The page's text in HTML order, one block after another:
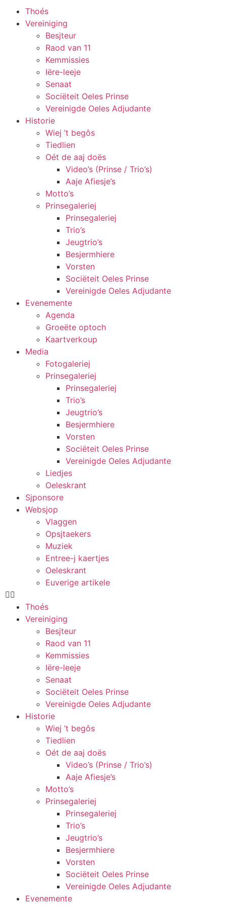
Thoés
Vereiniging
Besjteur
Raod van 11
Kemmissies
Iëre-leeje
Senaat
Sociëteit Oeles Prinse
Vereinigde Oeles Adjudante
Historie
Wiej ’t begôs
Tiedlien
Oét de aaj doës
Video’s (Prinse / Trio’s)
Aaje Afiesje’s
Motto’s
Prinsegaleriej
Prinsegaleriej
Trio’s
Jeugtrio’s
Besjermhiere
Vorsten
Sociëteit Oeles Prinse
Vereinigde Oeles Adjudante
Evenemente
Agenda
Groeëte optoch
Kaartverkoup
Media
Fotogaleriej
Prinsegaleriej
Prinsegaleriej
Trio’s
Jeugtrio’s
Besjermhiere
Vorsten
Sociëteit Oeles Prinse
Vereinigde Oeles Adjudante
Liedjes
Oeleskrant
Sjponsore
Websjop
Vlaggen
Opsjtaekers
Muziek
Entree-j kaertjes
Oeleskrant
Euverige artikele
Thoés
Vereiniging
Besjteur
Raod van 11
Kemmissies
Iëre-leeje
Senaat
Sociëteit Oeles Prinse
Vereinigde Oeles Adjudante
Historie
Wiej ’t begôs
Tiedlien
Oét de aaj doës
Video’s (Prinse / Trio’s)
Aaje Afiesje’s
Motto’s
Prinsegaleriej
Prinsegaleriej
Trio’s
Jeugtrio’s
Besjermhiere
Vorsten
Sociëteit Oeles Prinse
Vereinigde Oeles Adjudante
Evenemente